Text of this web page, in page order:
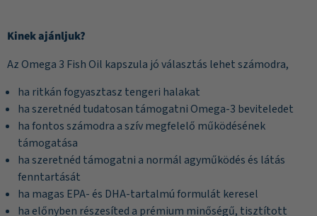
Kinek ajánljuk?
Az Omega 3 Fish Oil kapszula jó választás lehet számodra,
ha ritkán fogyasztasz tengeri halakat
ha szeretnéd tudatosan támogatni Omega-3 beviteledet
ha fontos számodra a szív megfelelő működésének
támogatása
ha szeretnéd támogatni a normál agyműködés és látás
fenntartását
ha magas EPA- és DHA-tartalmú formulát keresel
ha előnyben részesíted a prémium minőségű, tisztított